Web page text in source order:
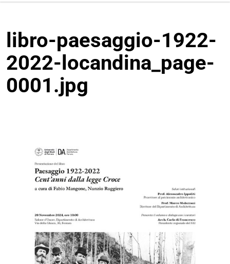
libro-paesaggio-1922-
2022-locandina_page-
0001.jpg